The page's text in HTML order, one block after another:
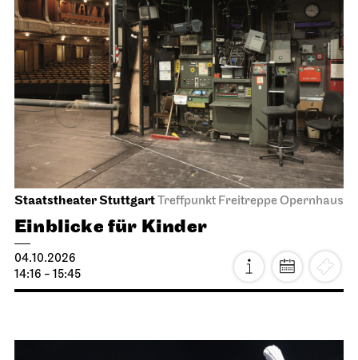
Staatstheater StuttgartTreffpunkt Freitreppe Opernhaus
Einblicke für Kinder
04.10.2026
14:16 - 15:45